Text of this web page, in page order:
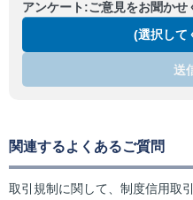
アンケート:ご意見をお聞かせ
(選択して
送
関連するよくあるご質問
取引規制に関して、制度信用取